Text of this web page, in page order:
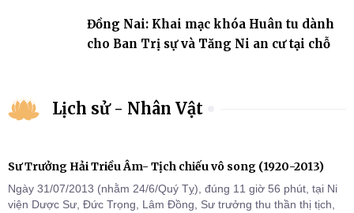
Đồng Nai: Khai mạc khóa Huân tu dành
cho Ban Trị sự và Tăng Ni an cư tại chỗ
Lịch sử - Nhân Vật
Sư Trưởng Hải Triều Âm- Tịch chiếu vô song (1920-2013)
Ngày 31/07/2013 (nhằm 24/6/Quý Tỵ), đúng 11 giờ 56 phút, tại Ni
viện Dược Sư, Đức Trọng, Lâm Đồng, Sư trưởng thu thần thị tịch,